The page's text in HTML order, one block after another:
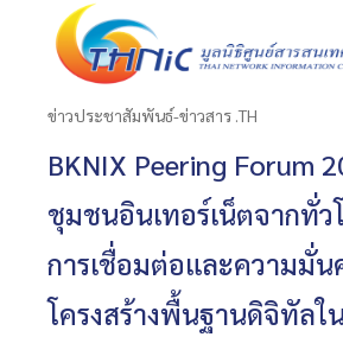
ข่าวประชาสัมพันธ์-ข่าวสาร .TH
BKNIX Peering Forum
ชุมชนอินเทอร์เน็ตจากทั่ว
การเชื่อมต่อและความมั่น
โครงสร้างพื้นฐานดิจิทัลใ